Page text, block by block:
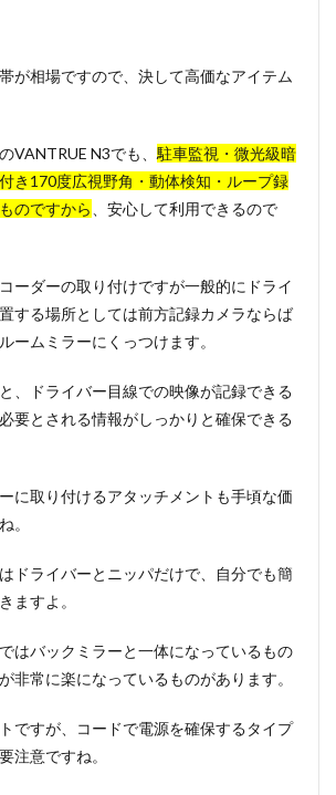
が相場ですので、決して高価なアイテム
VANTRUE N3でも、 駐車監視・微光級暗
き 170度広視野角・動体検知・ループ録
のですから
、安心して利用できるので
ーダーの取り付けですが一般的にドライ
する場所としては前方記録カメラならば
ームミラーにくっつけます。
、ドライバー目線での映像が記録できる
要とされる情報がしっかりと確保できる
に取り付けるアタッチメントも手頃な価
。
ドライバーとニッパだけで、自分でも簡
ますよ。
はバックミラーと一体になっているもの
非常に楽になっているものがあります。
ですが、コードで電源を確保するタイプ
注意ですね。